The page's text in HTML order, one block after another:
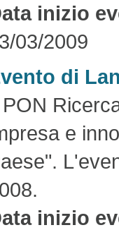
inizio
03/2009
di
PON
e
inizio